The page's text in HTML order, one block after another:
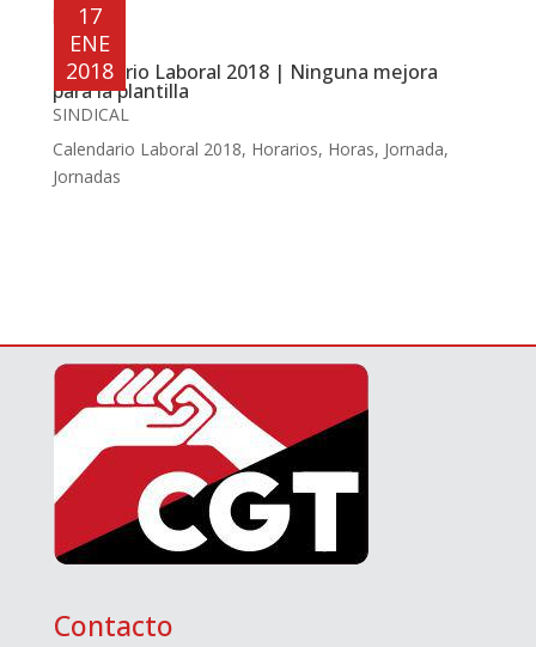
Calendario Laboral 2018 | Ninguna mejora
para la plantilla
17
ENE
2018
SINDICAL
Calendario Laboral 2018, Horarios, Horas, Jornada,
Jornadas
Contacto